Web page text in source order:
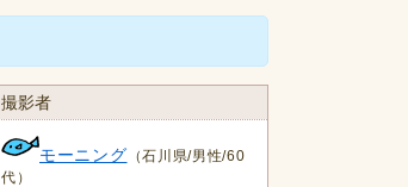
撮影者
モーニング （石川県/男性/60
代）